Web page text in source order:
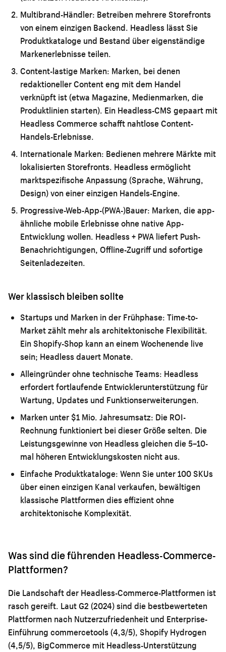
Multibrand-Händler: Betreiben mehrere Storefronts
von einem einzigen Backend. Headless lässt Sie
Produktkataloge und Bestand über eigenständige
Markenerlebnisse teilen.
Content-lastige Marken: Marken, bei denen
redaktioneller Content eng mit dem Handel
verknüpft ist (etwa Magazine, Medienmarken, die
Produktlinien starten). Ein Headless-CMS gepaart mit
Headless Commerce schafft nahtlose Content-
Handels-Erlebnisse.
Internationale Marken: Bedienen mehrere Märkte mit
lokalisierten Storefronts. Headless ermöglicht
marktspezifische Anpassung (Sprache, Währung,
Design) von einer einzigen Handels-Engine.
Progressive-Web-App-(PWA-)Bauer: Marken, die app-
ähnliche mobile Erlebnisse ohne native App-
Entwicklung wollen. Headless + PWA liefert Push-
Benachrichtigungen, Offline-Zugriff und sofortige
Seitenladezeiten.
Wer klassisch bleiben sollte
Startups und Marken in der Frühphase: Time-to-
Market zählt mehr als architektonische Flexibilität.
Ein Shopify-Shop kann an einem Wochenende live
sein; Headless dauert Monate.
Alleingründer ohne technische Teams: Headless
erfordert fortlaufende Entwicklerunterstützung für
Wartung, Updates und Funktionserweiterungen.
Marken unter $1 Mio. Jahresumsatz: Die ROI-
Rechnung funktioniert bei dieser Größe selten. Die
Leistungsgewinne von Headless gleichen die 5–10-
mal höheren Entwicklungskosten nicht aus.
Einfache Produktkataloge: Wenn Sie unter 100 SKUs
über einen einzigen Kanal verkaufen, bewältigen
klassische Plattformen dies effizient ohne
architektonische Komplexität.
Was sind die führenden Headless-Commerce-
Plattformen?
Die Landschaft der Headless-Commerce-Plattformen ist
rasch gereift. Laut G2 (2024) sind die bestbewerteten
Plattformen nach Nutzerzufriedenheit und Enterprise-
Einführung commercetools (4,3/5), Shopify Hydrogen
(4,5/5), BigCommerce mit Headless-Unterstützung